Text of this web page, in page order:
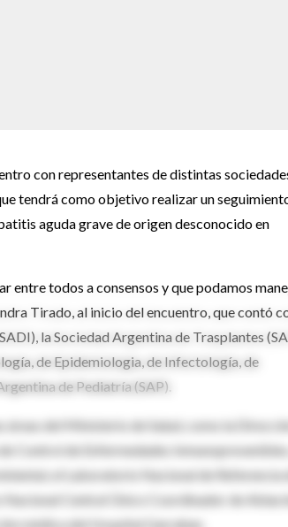
con representantes de distintas
tendrá como objetivo realizar un
aguda grave de origen desconocido en
entre todos a consensos y que podamos
Tirado, al inicio del encuentro, que contó
la Sociedad Argentina de Trasplantes
de Epidemiologia, de Infectología, de
de Pediatría (SAP).
del Ministerio de Salud, como la
Control de Enfermedades
el Laboratorio Nacional de Referencia
Central Único Coordinador de
médica del Hospital Garrahan.